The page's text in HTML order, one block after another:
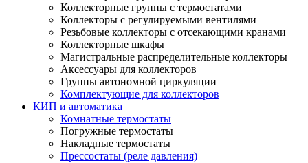
Коллекторные группы с термостатами
Коллекторы с регулируемыми вентилями
Резьбовые коллекторы с отсекающими кранами
Коллекторные шкафы
Магистральные распределительные коллекторы
Аксессуары для коллекторов
Группы автономной циркуляции
Комплектующие для коллекторов
КИП и автоматика
Комнатные термостаты
Погружные термостаты
Накладные термостаты
Прессостаты (реле давления)